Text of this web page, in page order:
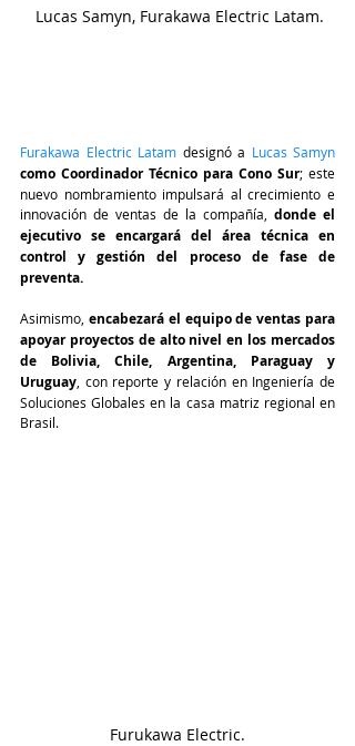
Lucas Samyn, Furakawa Electric Latam.
Furakawa Electric Latam designó a Lucas Samyn
como Coordinador Técnico para Cono Sur; este
nuevo nombramiento impulsará al crecimiento e
innovación de ventas de la compañía,
donde el
ejecutivo se encargará del área técnica en
control y gestión del proceso de fase de
preventa.
Asimismo, encabezará el equipo de ventas para
apoyar proyectos de alto nivel en los mercados
de Bolivia, Chile, Argentina, Paraguay y
Uruguay , con reporte y relación en Ingeniería de
Soluciones Globales en la casa matriz regional en
Brasil.
Furukawa Electric.